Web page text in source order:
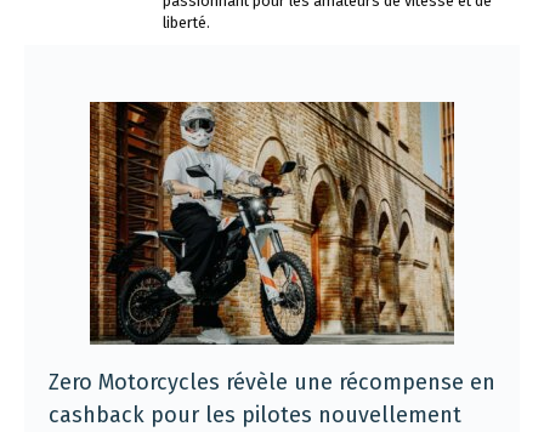
liberté.
Zero Motorcycles révèle une récompense en
cashback pour les pilotes nouvellement